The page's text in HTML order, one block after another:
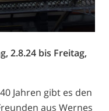
2.8.24 bis Freitag,
Jahren gibt es den
aus Wernes